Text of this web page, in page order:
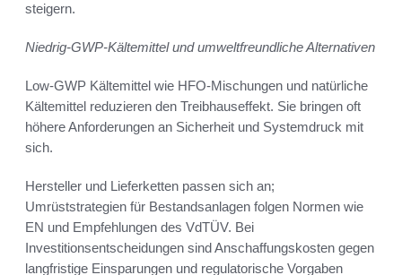
steigern.
Niedrig-GWP-Kältemittel und umweltfreundliche Alternativen
Low-GWP Kältemittel wie HFO-Mischungen und natürliche
Kältemittel reduzieren den Treibhauseffekt. Sie bringen oft
höhere Anforderungen an Sicherheit und Systemdruck mit
sich.
Hersteller und Lieferketten passen sich an;
Umrüststrategien für Bestandsanlagen folgen Normen wie
EN und Empfehlungen des VdTÜV. Bei
Investitionsentscheidungen sind Anschaffungskosten gegen
langfristige Einsparungen und regulatorische Vorgaben